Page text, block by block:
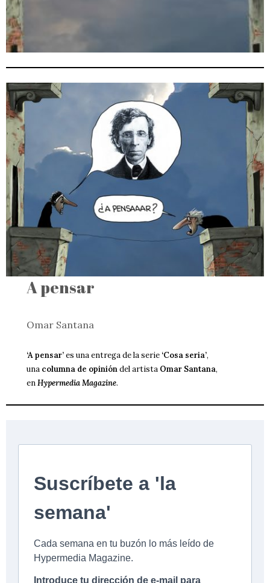
A pensar
Omar Santana
‘A pensar’es una entrega de la serie ‘Cosa seria’,
una columna de opinióndel artista Omar Santana,
enHypermedia Magazine.